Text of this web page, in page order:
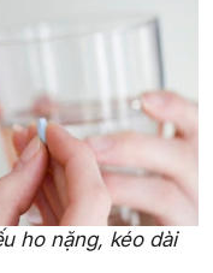
ho nặng, kéo dài